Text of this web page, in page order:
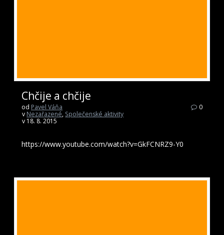
Chčije a chčije
od Pavel Váňa
v Nezařazené, Společenské aktivity
v 18. 8. 2015
0
https://www.youtube.com/watch?v=GkFCNRZ9-Y0